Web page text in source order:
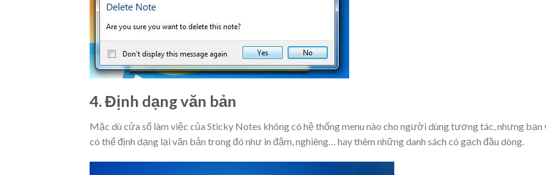
4. Định dạng văn bản
Mặc dù cửa sổ làm việc của Sticky Notes không có hệ thống menu nào cho người dùng tương tác, nhưng bạn
có thể định dạng lại văn bản trong đó như in đậm, nghiêng… hay thêm những danh sách có gạch đầu dòng.